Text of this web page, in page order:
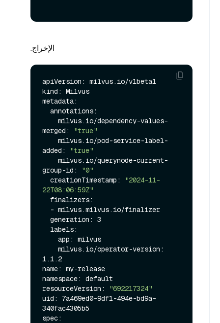
الإخراج.
apiVersion: milvus.io/v1beta1
kind: Milvus
metadata:
merged:
"true"
added:
"true"
group-id:
"0"
  creationTimestamp:
"2024-11-
22T08:06:59Z"
1.1.2
name: my-release
namespace: default
resourceVersion:
"692217324"
uid: 7a469ed0-9df1-494e-bd9a-
340fac4305b5
spec: